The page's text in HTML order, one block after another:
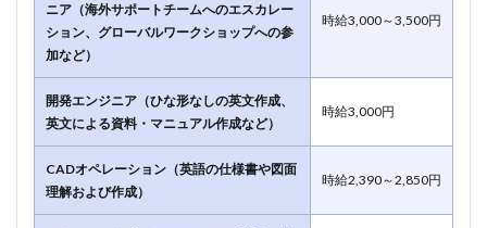
ニア（海外サポートチームへのエスカレー
ション、グローバルワークショップへの参
加など）
時給3,000～3,500円
開発エンジニア（ひな形なしの英文作成、
英文による資料・マニュアル作成など）
時給3,000円
CADオペレーション（英語の仕様書や図面
理解および作成）
時給2,390～2,850円